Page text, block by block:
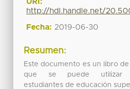
URI:
http://hdl.handle.net/
Fecha: 2019-06-30
Resumen:
Este documento es un libro
que se puede utilizar
estudiantes de educación